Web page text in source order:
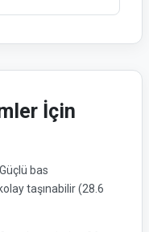
İçin
Güçlü bas
taşınabilir (28.6